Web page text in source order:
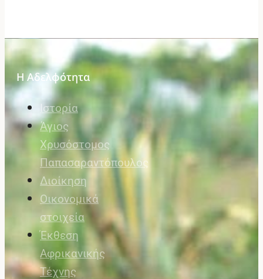
Η Αδελφότητα
Ιστορία
Άγιος
Χρυσόστομος
Παπασαραντόπουλος
Διοίκηση
Οικονομικά
στοιχεία
Έκθεση
Αφρικανικής
Τέχνης